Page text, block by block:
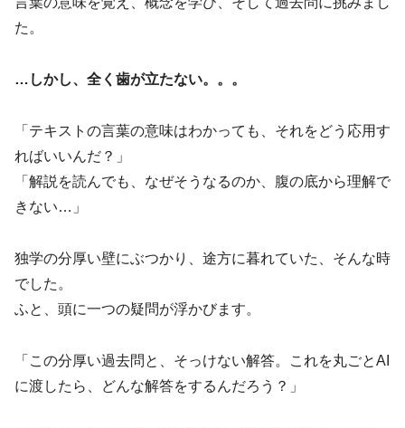
た。
…しかし、全く歯が立たない。。。
「テキストの言葉の意味はわかっても、それをどう応用す
ればいいんだ？」
「解説を読んでも、なぜそうなるのか、腹の底から理解で
きない…」
独学の分厚い壁にぶつかり、途方に暮れていた、そんな時
でした。
ふと、頭に一つの疑問が浮かびます。
「この分厚い過去問と、そっけない解答。これを丸ごとAI
に渡したら、どんな解答をするんだろう？」